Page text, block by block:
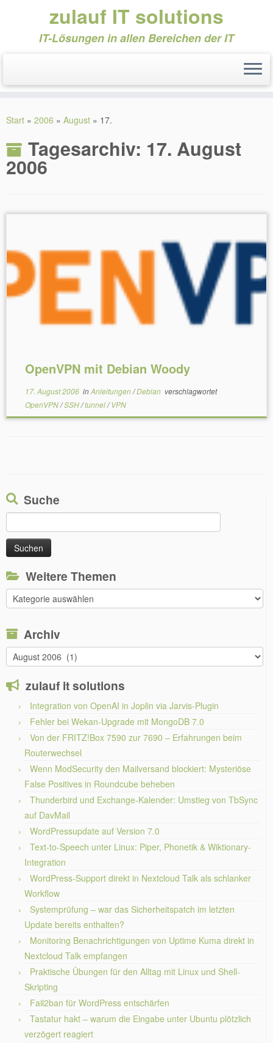
Inhalt
zulauf IT solutions
IT-Lösungen in allen Bereichen der IT
Start » 2006 » August » 17.
Tagesarchiv: 17. August
2006
OpenVPN mit Debian Woody
17. August 2006inAnleitungen/Debian verschlagwortet
OpenVPN/SSH/tunnel/VPN
Suche
nach:
Weitere Themen
Weitere
Themen
Archiv
Archiv
zulauf it solutions
Integration von OpenAI in Joplin via Jarvis-Plugin
Fehler bei Wekan-Upgrade mit MongoDB 7.0
Von der FRITZ!Box 7590 zur 7690 – Erfahrungen beim
Routerwechsel
Wenn ModSecurity den Mailversand blockiert: Mysteriöse
False Positives in Roundcube beheben
Thunderbird und Exchange-Kalender: Umstieg von TbSync
auf DavMail
WordPressupdate auf Version 7.0
Text-to-Speech unter Linux: Piper, Phonetik & Wiktionary-
Integration
WordPress-Support direkt in Nextcloud Talk als schlanker
Workflow
Systemprüfung – war das Sicherheitspatch im letzten
Update bereits enthalten?
Monitoring Benachrichtigungen von Uptime Kuma direkt in
Nextcloud Talk empfangen
Praktische Übungen für den Alltag mit Linux und Shell-
Skripting
Fail2ban für WordPress entschärfen
Tastatur hakt – warum die Eingabe unter Ubuntu plötzlich
verzögert reagiert